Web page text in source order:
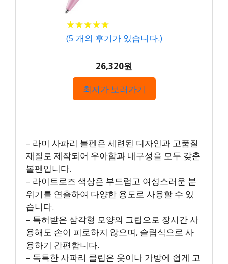
★★★★★
★★★★★
(5 개의 후기가 있습니다.)
26,320원
최저가 보러가기
– 라미 사파리 볼펜은 세련된 디자인과 고품질
재질로 제작되어 우아함과 내구성을 모두 갖춘
볼펜입니다.
– 라이트로즈 색상은 부드럽고 여성스러운 분
위기를 연출하여 다양한 용도로 사용할 수 있
습니다.
– 특허받은 삼각형 모양의 그립으로 장시간 사
용해도 손이 피로하지 않으며, 슬립식으로 사
용하기 간편합니다.
– 독특한 사파리 클립은 옷이나 가방에 쉽게 고